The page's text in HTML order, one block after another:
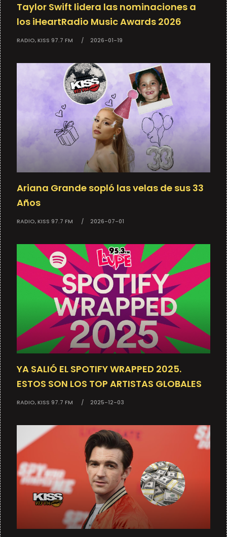
Taylor Swift lidera las nominaciones a
los iHeartRadio Music Awards 2026
RADIO, KISS 97.7 FM 2026-01-19
Ariana Grande sopló las velas de sus 33
Años
RADIO, KISS 97.7 FM 2026-07-01
YA SALIÓ EL SPOTIFY WRAPPED 2025.
ESTOS SON LOS TOP ARTISTAS GLOBALES
RADIO, KISS 97.7 FM 2025-12-03